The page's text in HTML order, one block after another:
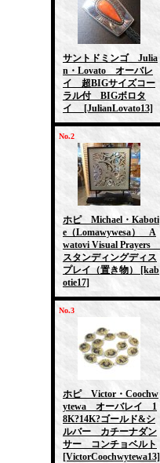
サントドミンゴ Julia
n・Lovato オーバレ
イ 超BIGサイズコー
ラル付 BIGボロタ
イ
[JulianLovato13]
No.2
ホピ Michael・Kaboti
e（Lomawywesa） A
watovi Visual Prayers
スタンディングディス
プレイ（置き物）
[kab
otie17]
No.3
ホピ Victor・Coochw
ytewa オーバレイ 1
8K?14K?ゴールド&シ
ルバー カチーナダン
サー コンチョベルト
[VictorCoochwytewa13]